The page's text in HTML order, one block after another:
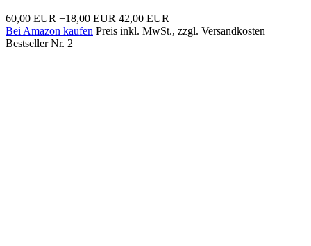
60,00 EUR −18,00 EUR 42,00 EUR
Bei Amazon kaufen Preis inkl. MwSt., zzgl. Versandkosten
Bestseller Nr. 2